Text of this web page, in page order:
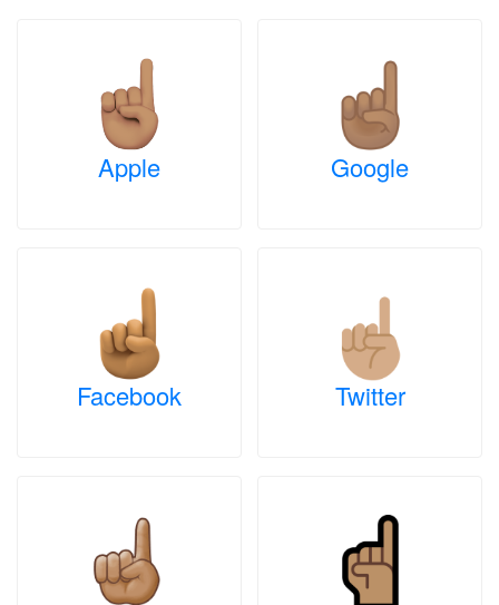
Apple Google
Facebook Twitter